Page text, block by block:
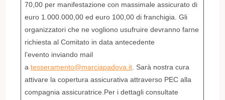
70,00 per manifestazione con massimale assicurato di
euro 1.000.000,00 ed euro 100,00 di franchigia. Gli
organizzatori che ne vogliono usufruire devranno farne
richiesta al Comitato in data antecedente
l’evento inviando mail
atesseramento@marciapadova.it. Sarà nostra cura
attivare la copertura assicurativa attraverso PEC alla
compagnia assicuratrice.Per i dettagli consultate